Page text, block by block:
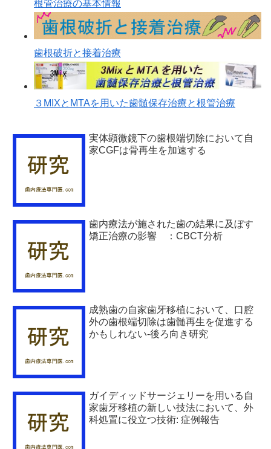
根管治療の基本情報
歯根破折と接着治療
３MIXとMTAを用いた歯髄保存治療と根管治療
実体顕微鏡下の歯根端切除において自
家CGFは骨再生を加速する
歯内療法が施された歯の結果に及ぼす
矯正治療の影響 ：CBCT分析
成熟歯の自家歯牙移植において、口腔
外の歯根端切除は歯髄再生を促進する
かもしれない-後ろ向き研究
ガイディッドサージェリーを用いる自
家歯牙移植の新しい技法において、外
科処置に役立つ技術: 症例報告